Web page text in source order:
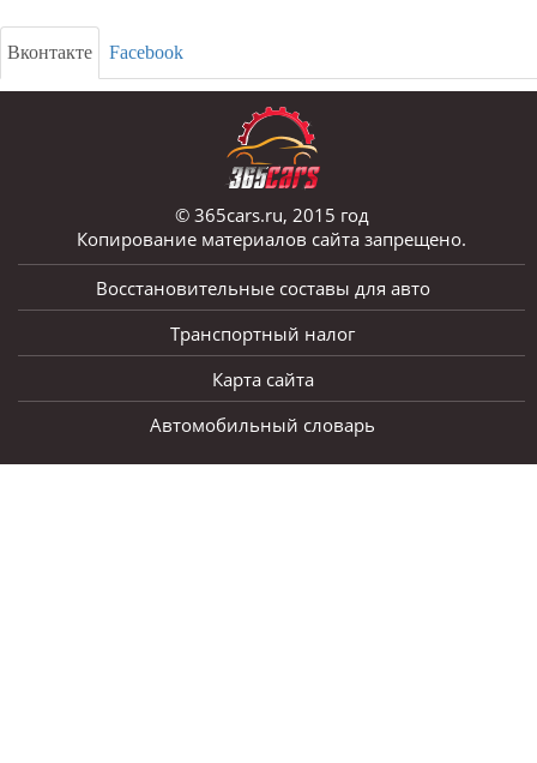
Вконтакте Facebook
© 365cars.ru, 2015 год
Копирование материалов сайта запрещено.
Восстановительные составы для авто
Транспортный налог
Карта сайта
Автомобильный словарь